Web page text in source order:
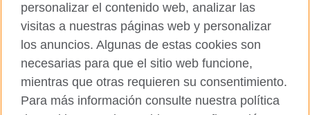
British Council Global
Privacidad
Aviso Legal
Cookies
Mapa del sitio
personalizar el contenido web, analizar las
visitas a nuestras páginas web y personalizar
los anuncios. Algunas de estas cookies son
necesarias para que el sitio web funcione,
mientras que otras requieren su consentimiento.
Para más información consulte nuestra política